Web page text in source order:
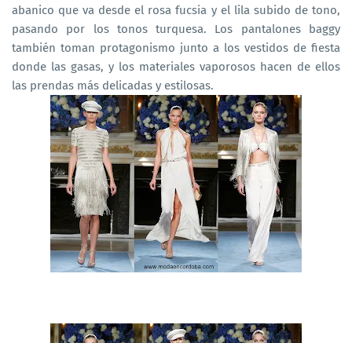
abanico que va desde el rosa fucsia y el lila subido de tono,
pasando por los tonos turquesa. Los pantalones baggy
también toman protagonismo junto a los vestidos de fiesta
donde las gasas, y los materiales vaporosos hacen de ellos
las prendas más delicadas y estilosas.